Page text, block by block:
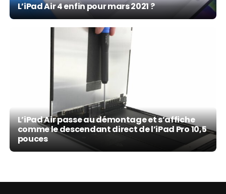
L’iPad Air 4 enfin pour mars 2021 ?
L’iPad Air passe au démontage et s’affiche
comme le descendant direct de l’iPad Pro 10,5
pouces